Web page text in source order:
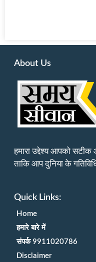
About Us
हमारा उद्देश्य आपको सटीक
ताकि आप दुनिया के
Quick Links:
Home
हमारे बारे में
संपर्क 9911020786
Disclaimer